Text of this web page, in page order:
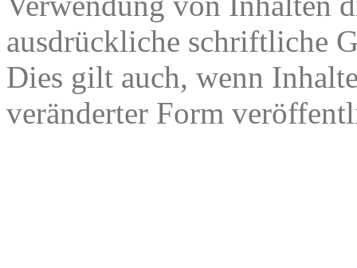
ausdrückliche schriftliche
Dies gilt auch, wenn
veränderter Form